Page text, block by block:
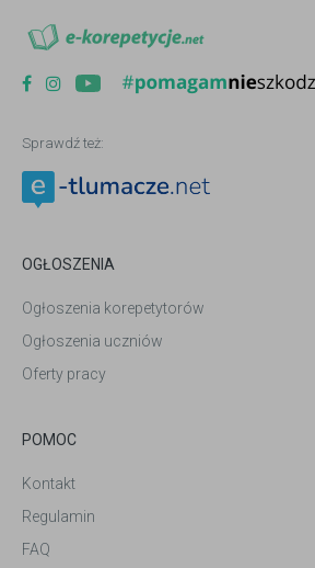
Sprawdź też:
OGŁOSZENIA
Ogłoszenia korepetytorów
Ogłoszenia uczniów
Oferty pracy
POMOC
Kontakt
Regulamin
FAQ